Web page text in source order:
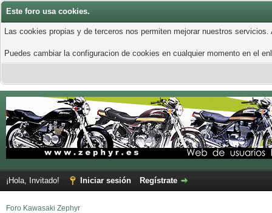
Este foro usa cookies.
Las cookies propias y de terceros nos permiten mejorar nuestros
Puedes cambiar la configuracion de cookies en cualquier momento en el
¡Hola, Invitado! Iniciar sesión Regístrate
Foro Kawasaki Zephyr